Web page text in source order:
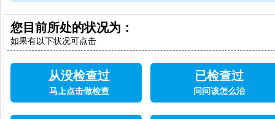
您目前所处的状况为：
如果有以下状况可点击
从没检查过
马上点击做检查
已检查过
问问该怎么治